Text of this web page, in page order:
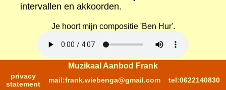
intervallen en akkoorden.
Je hoort mijn compositie 'Ben Hur'.
Muzikaal Aanbod Frank
privacy
statement
mail:frank.wiebenga@gmail.com tel:0622140830